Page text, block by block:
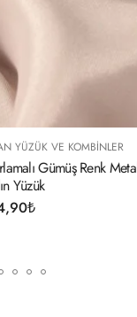
BAYAN YÜZÜK VE
Ayarlamalı Altın
Oval Model Yüzük
234,90